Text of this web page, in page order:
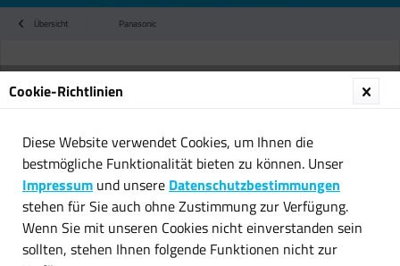
Übersicht Panasonic
Cookie-Richtlinien
Diese Website verwendet Cookies, um Ihnen die
bestmögliche Funktionalität bieten zu können. Unser
Impressum und unsere Datenschutzbestimmungen
stehen für Sie auch ohne Zustimmung zur Verfügung.
Wenn Sie mit unseren Cookies nicht einverstanden sein
sollten, stehen Ihnen folgende Funktionen nicht zur